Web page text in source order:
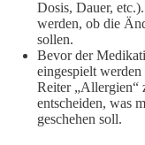
Dosis, Dauer,
werden, ob die
sollen.
Bevor der
eingespielt
Reiter „Allergien“
entscheiden, was
geschehen soll.